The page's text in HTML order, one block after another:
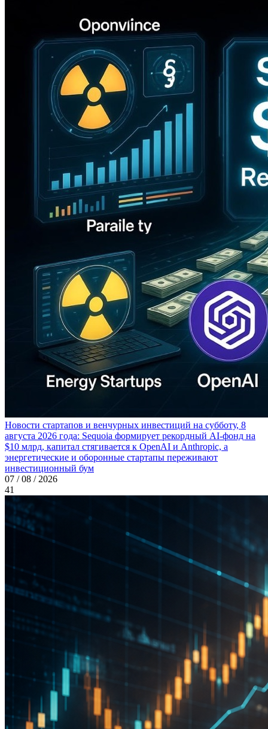
Новости стартапов и венчурных инвестиций на субботу, 8
августа 2026 года: Sequoia формирует рекордный AI-фонд на
$10 млрд, капитал стягивается к OpenAI и Anthropic, а
энергетические и оборонные стартапы переживают
инвестиционный бум
07 / 08 / 2026
41